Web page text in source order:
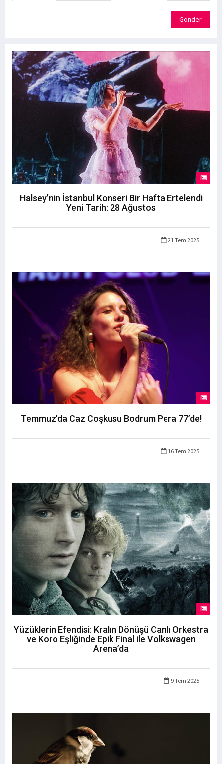
Gönder
Halsey’nin İstanbul Konseri Bir Hafta Ertelendi
Yeni Tarih: 28 Ağustos
21 Tem 2025
Temmuz’da Caz Coşkusu Bodrum Pera 77’de!
16 Tem 2025
Yüzüklerin Efendisi: Kralın Dönüşü Canlı Orkestra
ve Koro Eşliğinde Epik Final ile Volkswagen
Arena’da
9 Tem 2025